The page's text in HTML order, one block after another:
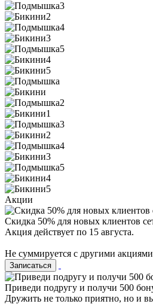
Акции
Скидка 50% для новых клиентов
Акция действует по 15 августа.
Не суммируется с другими
Записаться
Приведи подругу и получи 500
Дружить не только приятно, но и